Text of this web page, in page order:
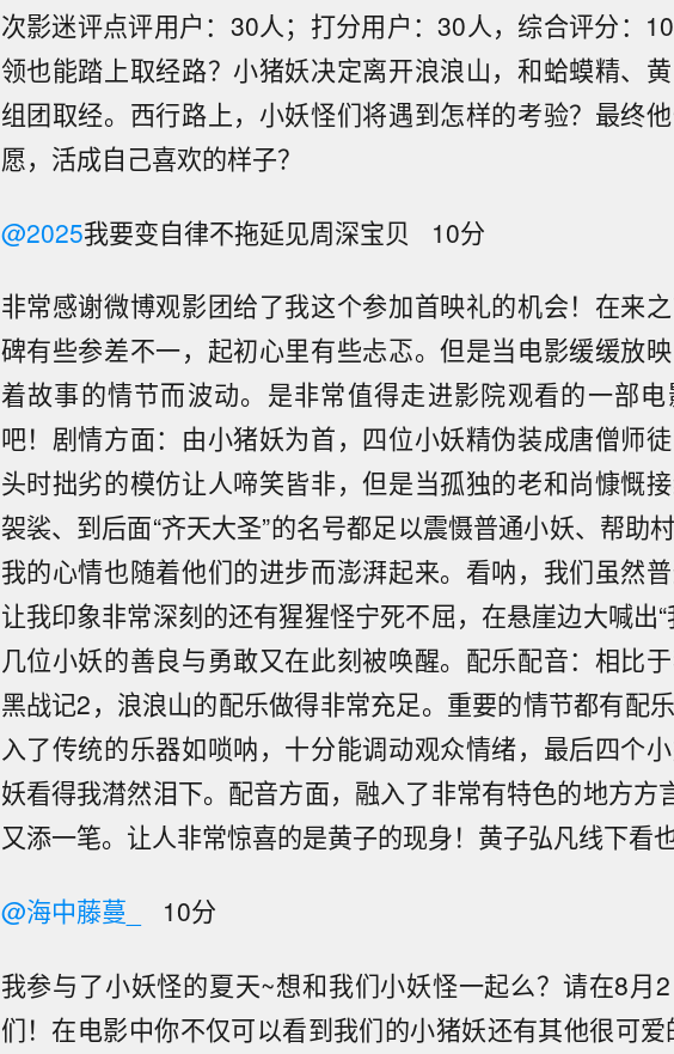
次影迷评点评用户：30人；打分用户：30人，综合评分：
领也能踏上取经路？小猪妖决定离开浪浪山，和蛤蟆精、
组团取经。西行路上，小妖怪们将遇到怎样的考验？最终
愿，活成自己喜欢的样子？
@2025我要变自律不拖延见周深宝贝 10分
非常感谢微博观影团给了我这个参加首映礼的机会！在来
碑有些参差不一，起初心里有些忐忑。但是当电影缓缓放
着故事的情节而波动。是非常值得走进影院观看的一部
吧！剧情方面：由小猪妖为首，四位小妖精伪装成唐僧师
头时拙劣的模仿让人啼笑皆非，但是当孤独的老和尚慷慨
袈裟、到后面“齐天大圣”的名号都足以震慑普通小妖、帮助
我的心情也随着他们的进步而澎湃起来。看呐，我们虽然普
让我印象非常深刻的还有猩猩怪宁死不屈，在悬崖边大喊出
几位小妖的善良与勇敢又在此刻被唤醒。配乐配音：相比
黑战记2，浪浪山的配乐做得非常充足。重要的情节都有配
入了传统的乐器如唢呐，十分能调动观众情绪，最后四个
妖看得我潸然泪下。配音方面，融入了非常有特色的地方方
又添一笔。让人非常惊喜的是黄子的现身！黄子弘凡线下看也
@海中藤蔓_ 10分
我参与了小妖怪的夏天~想和我们小妖怪一起么？请在8月
们！在电影中你不仅可以看到我们的小猪妖还有其他很可